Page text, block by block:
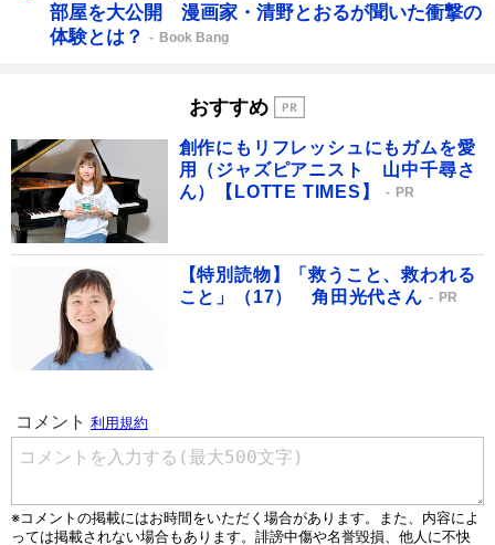
部屋を大公開 漫画家・清野とおるが聞いた衝撃の
体験とは？
Book Bang
おすすめ
創作にもリフレッシュにもガムを愛
用（ジャズピアニスト 山中千尋さ
ん）【LOTTE TIMES】
PR
【特別読物】「救うこと、救われる
こと」（17） 角田光代さん
PR